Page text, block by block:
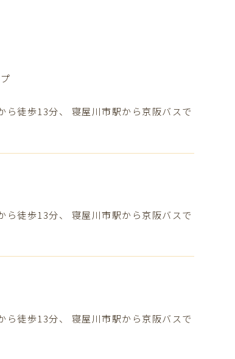
徒歩13分、 寝屋川市駅から京阪バスで
徒歩13分、 寝屋川市駅から京阪バスで
徒歩13分、 寝屋川市駅から京阪バスで